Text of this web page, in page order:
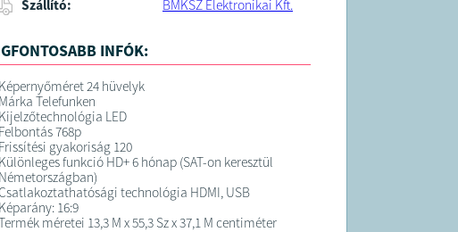
Szállító:
BMKSZ Elektronikai Kft.
INFÓK:
Képernyőméret 24 hüvelyk
Márka Telefunken
Kijelzőtechnológia LED
Felbontás 768p
Frissítési gyakoriság 120
Különleges funkció HD+ 6 hónap (SAT-on keresztül
Németországban)
technológia HDMI, USB
Képarány: 16:9
méretei 13,3 M x 55,3 Sz x 37,1 M centiméter